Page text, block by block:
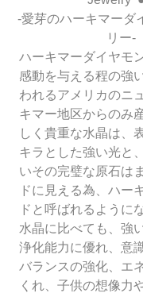
-愛芽のハーキマーダ
リー-
ハーキマーダイヤモ
感動を与える程の強
われるアメリカのニ
キマー地区からのみ
しく貴重な水晶は、
キラとした強い光と
いその完璧な原石は
ドに見える為、ハー
ドと呼ばれるように
水晶に比べても、強
浄化能力に優れ、意
バランスの強化、エ
くれ、子供の想像力